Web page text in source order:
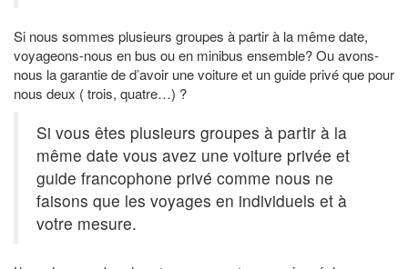
Si nous sommes plusieurs groupes à partir à la même date,
voyageons-nous en bus ou en minibus ensemble? Ou avons-
nous la garantie de d’avoir une voiture et un guide privé que pour
nous deux ( trois, quatre…) ?
Si vous êtes plusieurs groupes à partir à la
même date vous avez une voiture privée et
guide francophone privé comme nous ne
faisons que les voyages en individuels et à
votre mesure.